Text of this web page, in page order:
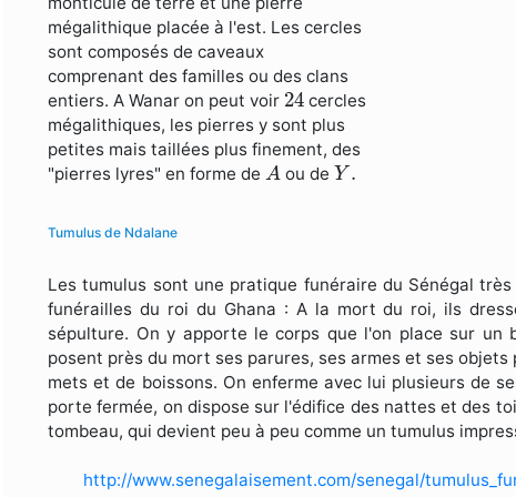
mégalithique placée à l'est. Les cercles
sont composés de caveaux
comprenant des familles ou des clans
entiers. A Wanar on peut voir 24
24 cercles
mégalithiques, les pierres y sont plus
petites mais taillées plus finement, des
"pierres lyres" en forme deA
A ou deY .
Y.
Tumulus de Ndalane
Les tumulus sont une pratique funéraire du Sénégal
funérailles du roi du Ghana : A la mort du roi, ils
sépulture. On y apporte le corps que l'on place sur un
posent près du mort ses parures, ses armes et ses
mets et de boissons. On enferme avec lui plusieurs de
porte fermée, on dispose sur l'édifice des nattes et des
tombeau, qui devient peu à peu comme un tumulus
http://www.senegalaisement.com/senegal/